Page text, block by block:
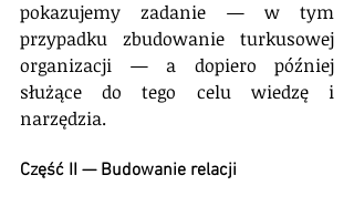
pokazujemy zadanie — w tym
przypadku zbudowanie turkusowej
organizacji — a dopiero później
służące do tego celu wiedzę i
narzędzia.
Część II — Budowanie relacji